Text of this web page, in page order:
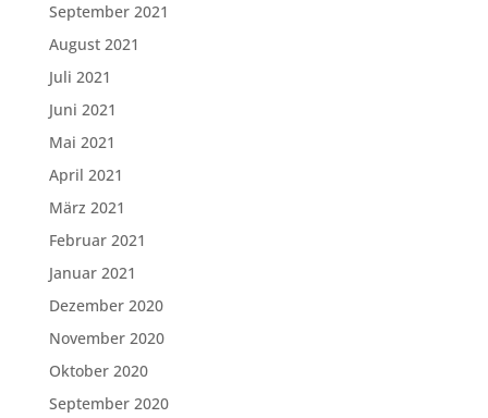
September 2021
August 2021
Juli 2021
Juni 2021
Mai 2021
April 2021
März 2021
Februar 2021
Januar 2021
Dezember 2020
November 2020
Oktober 2020
September 2020